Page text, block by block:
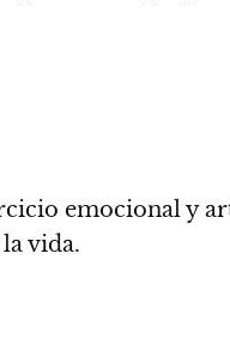
emocional y
vida.